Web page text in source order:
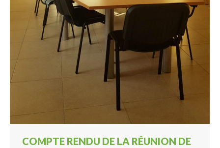
COMPTE RENDU DE LA RÉUNION DE